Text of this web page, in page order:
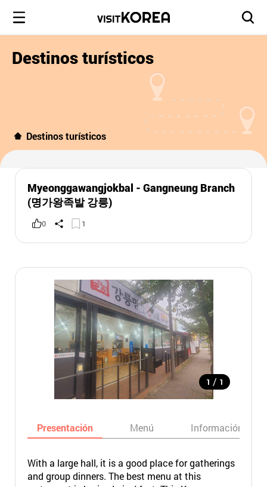
Destinos turísticos
Destinos turísticos
Myeonggawangjokbal - Gangneung Branch
(명가왕족발 강릉)
0 1
1 / 1
Presentación Menú Información
With a large hall, it is a good place for gatherings
and group dinners. The best menu at this